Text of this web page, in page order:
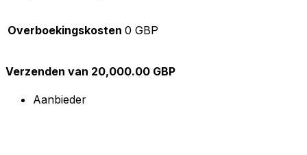
Overboekingskosten 0 GBP
Verzenden van 20,000.00 GBP
Aanbieder